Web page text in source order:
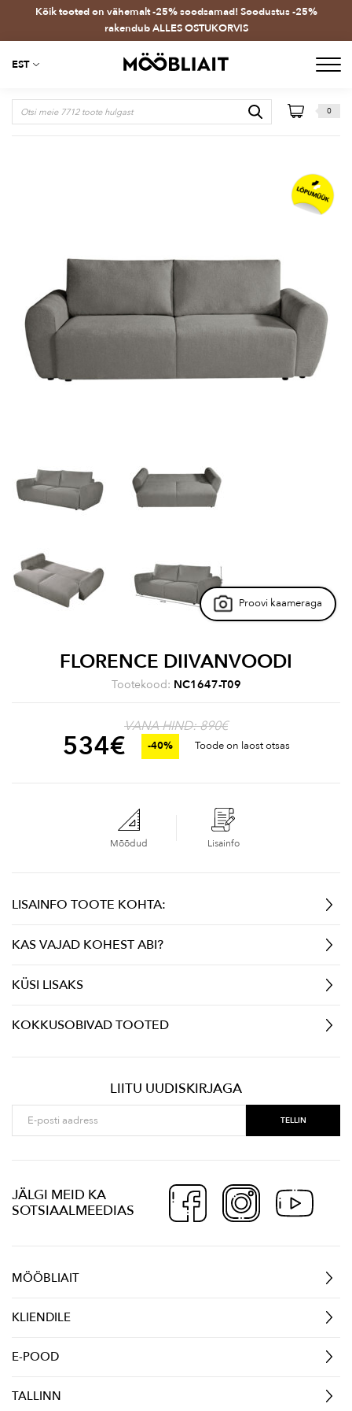
Kõik tooted on vähemalt -25% soodsamad! Soodustus -25%
rakendub ALLES OSTUKORVIS
EST
0
Proovi kaameraga
FLORENCE DIIVANVOODI
Tootekood: NC1647-T09
VANA HIND: 890€
534€ -40% Toode on laost otsas
Mõõdud Lisainfo
LISAINFO TOOTE KOHTA:
KAS VAJAD KOHEST ABI?
KÜSI LISAKS
KOKKUSOBIVAD TOOTED
LIITU UUDISKIRJAGA
JÄLGI MEID KA
SOTSIAALMEEDIAS
MÖÖBLIAIT
KLIENDILE
E-POOD
TALLINN